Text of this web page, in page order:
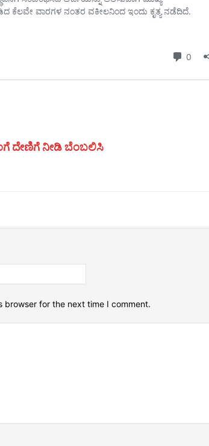
ದೇಣಿಗೆ ನೀಡಿ ಬೆಂಬಲಿಸಿ
browser for the next time I comment.